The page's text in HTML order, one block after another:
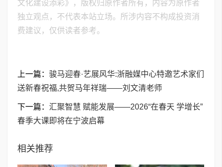
文化建设添彩》，版权归原作者所有，内容为原作者
独立观点，不代表本站立场。所涉内容不构成投资消
费建议，仅供读者参考。
上一篇： 骏马迎春·艺展风华:浙融媒中心特邀艺术家们
送新春祝福,共贺马年祥瑞——刘文清老师
下一篇： 汇聚智慧 赋能发展——2026“在春天 学增长”
春季大课即将在宁波启幕
相关推荐